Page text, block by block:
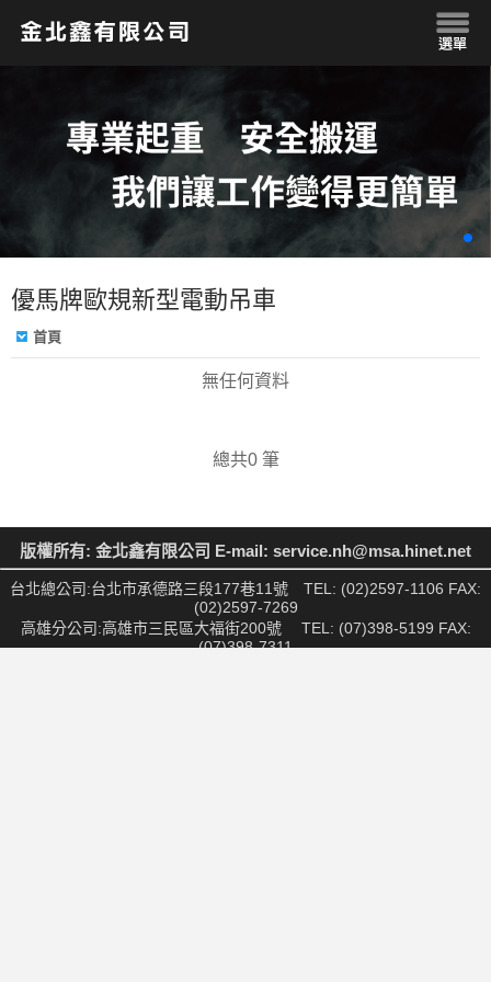
優馬牌歐規新型電動吊車
首頁
無任何資料
總共0 筆
版權所有: 金北鑫有限公司 E-mail: service.nh@msa.hinet.net
台北總公司:台北市承德路三段177巷11號 TEL: (02)2597-1106 FAX:
(02)2597-7269
高雄分公司:高雄市三民區大福街200號 TEL: (07)398-5199 FAX:
(07)398-7311